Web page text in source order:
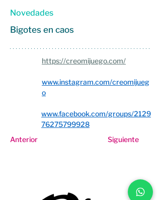
Novedades
Bigotes en caos
https://creomijuego.com/
www.instagram.com/creomijueg
o
www.facebook.com/groups/2129
76275799928
Anterior
Siguiente